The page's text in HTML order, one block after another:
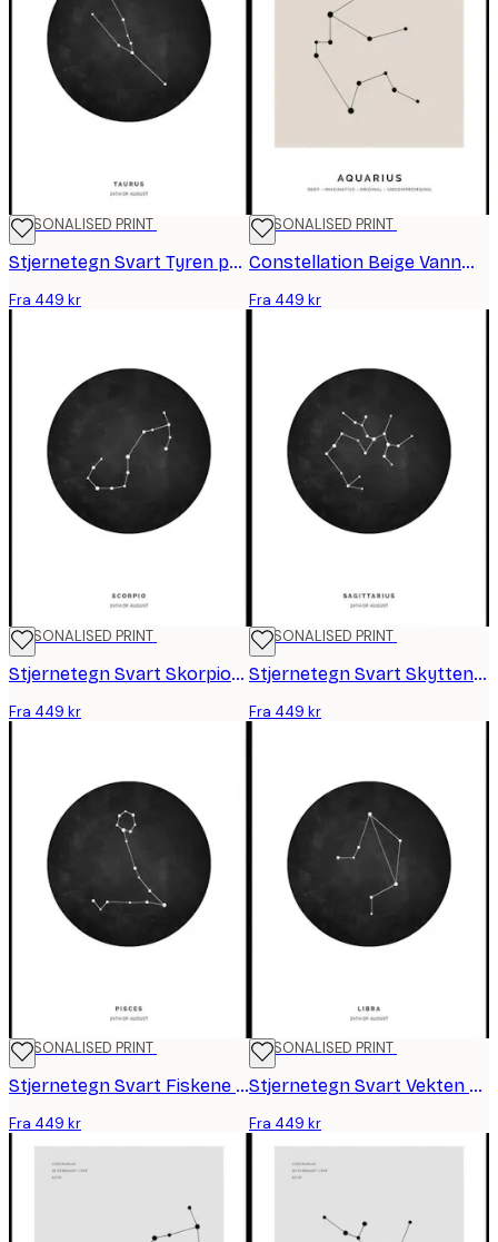
PERSONALISED PRINT
Stjernetegn Svart Tyren personlig plakat
Fra 449 kr
PERSONALISED PRINT
Constellation Beige Vannmannen personlig plakat
Fra 449 kr
PERSONALISED PRINT
Stjernetegn Svart Skorpionen personlig plakat
Fra 449 kr
PERSONALISED PRINT
Stjernetegn Svart Skytten personlig plakat
Fra 449 kr
PERSONALISED PRINT
Stjernetegn Svart Fiskene personlig plakat
Fra 449 kr
PERSONALISED PRINT
Stjernetegn Svart Vekten personlig plakat
Fra 449 kr